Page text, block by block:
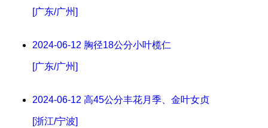
[广东/广州]
2024-06-12 胸径18公分小叶榄仁
[广东/广州]
2024-06-12 高45公分丰花月季、金叶女贞
[浙江/宁波]